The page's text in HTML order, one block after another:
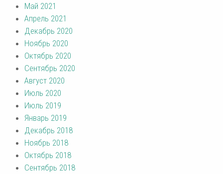
Май 2021
Апрель 2021
Декабрь 2020
Ноябрь 2020
Октябрь 2020
Сентябрь 2020
Август 2020
Июль 2020
Июль 2019
Январь 2019
Декабрь 2018
Ноябрь 2018
Октябрь 2018
Сентябрь 2018